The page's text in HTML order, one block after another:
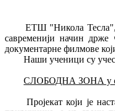
ЕТШ "Никола Тесла",
савременији начин држе
документарне филмове
Наши ученици су
СЛОБОДНА ЗОНА у
Пројекат који је